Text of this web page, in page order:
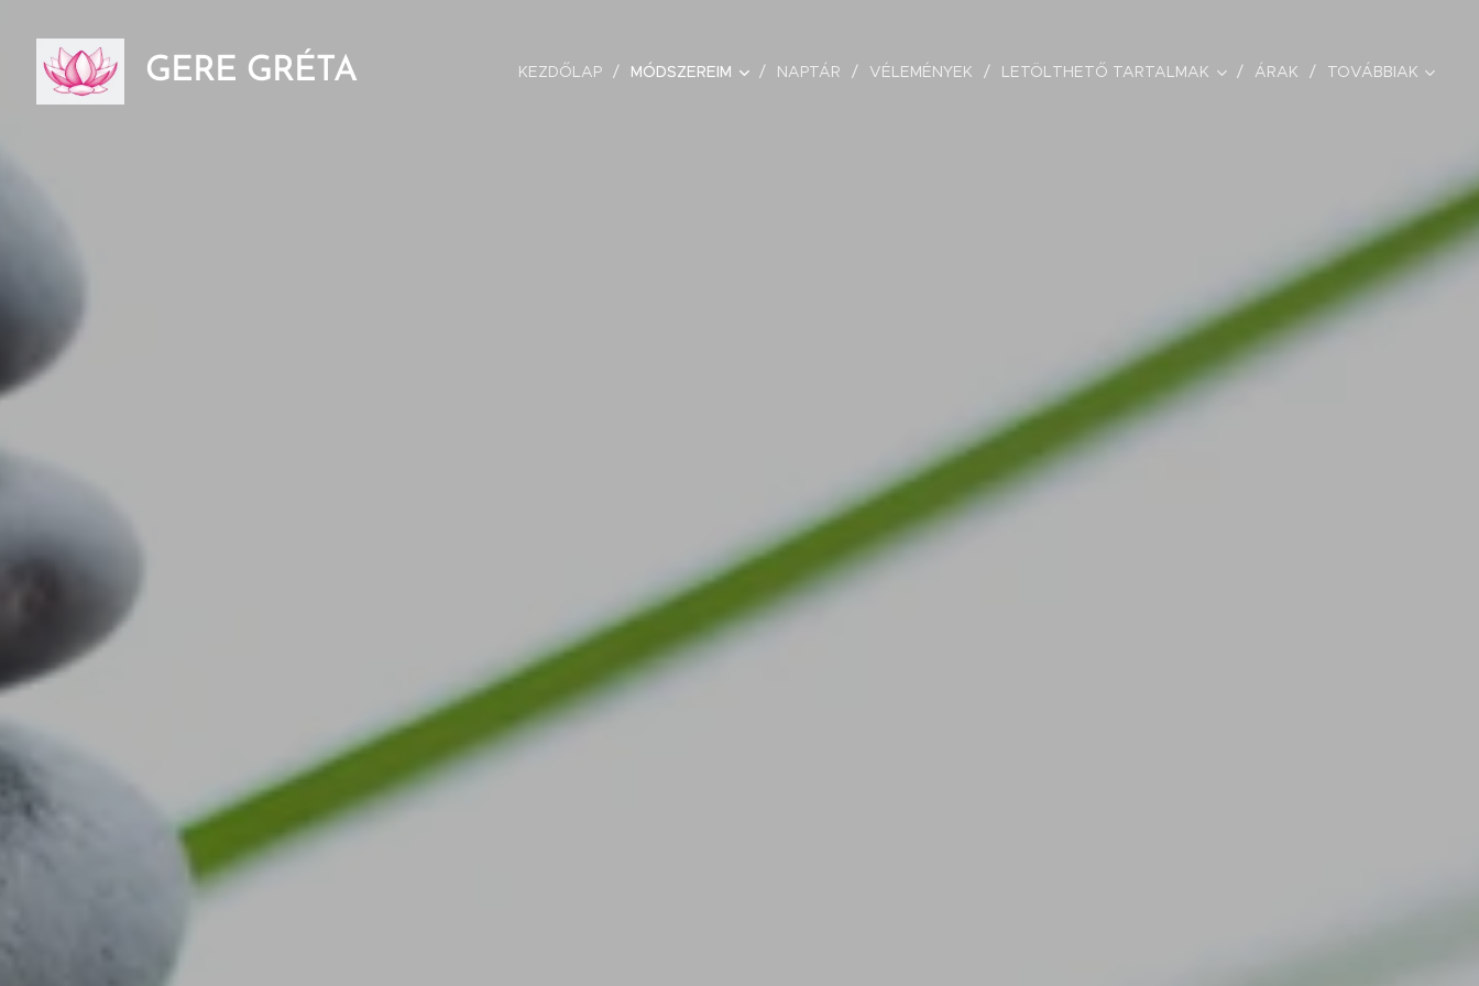
GERE GRÉTA KEZDŐLAP MÓDSZEREIM NAPTÁR VÉLEMÉNYEK LETÖLTHETŐ TARTALMAK ÁRAK TOVÁBBIAK